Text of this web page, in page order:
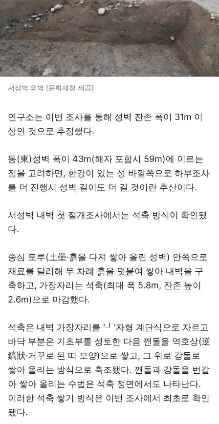
서성벽 외벽 [문화재청 제공]
연구소는 이번 조사를 통해 성벽 잔존 폭이 31m 이
상인 것으로 추정했다.
동(東)성벽 폭이 43m(해자 포함시 59m)에 이르는
점을 고려하면, 한강이 있는 성 바깥쪽으로 하부조사
를 더 진행시 성벽 길이도 더 길 것이란 추산이다.
서성벽 내벽 첫 절개조사에서는 석축 방식이 확인됐
다.
중심 토루(土壘·흙을 다져 쌓아 올린 성벽) 안쪽으로
재료를 달리해 두 차례 흙을 덧붙여 쌓아 내벽을 구
축하고, 가장자리는 석축(최대 폭 5.8m, 잔존 높이
2.6m)으로 마감했다.
석축은 내벽 가장자리를 '┚'자형 계단식으로 자르고
바닥 부분은 기초부를 성토한 다음 깬돌을 역호상(逆
鎬狀·거꾸로 된 띠 모양)으로 쌓고, 그 위로 강돌로
쌓아 올리는 방식으로 축조됐다. 깬돌과 강돌을 번갈
아 쌓아 올리는 수법은 석축 정면에서도 나타난다.
이러한 석축 쌓기 방식은 이번 조사에서 최초로 확인
됐다.